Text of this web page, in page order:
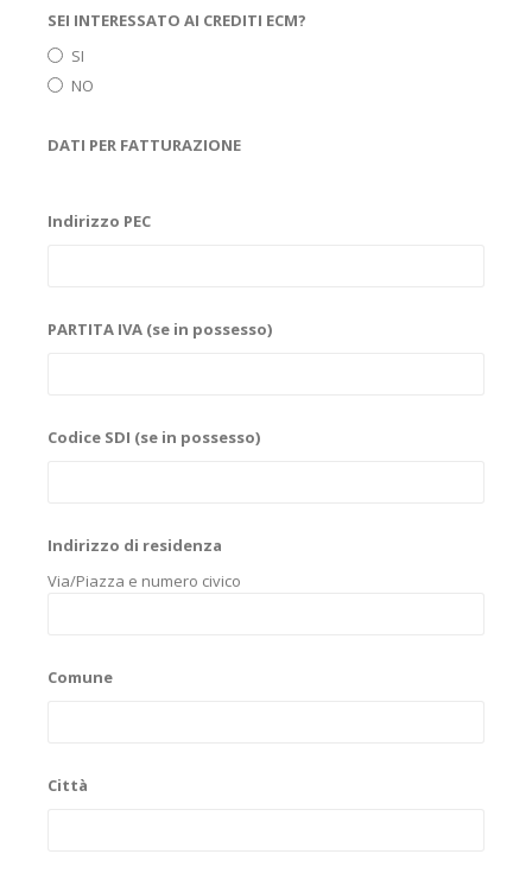
SEI INTERESSATO AI CREDITI ECM?
SI
NO
DATI PER FATTURAZIONE
Indirizzo PEC
PARTITA IVA (se in possesso)
Codice SDI (se in possesso)
Indirizzo di residenza
Via/Piazza e numero civico
Comune
Città